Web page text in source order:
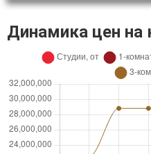
Динамика цен на